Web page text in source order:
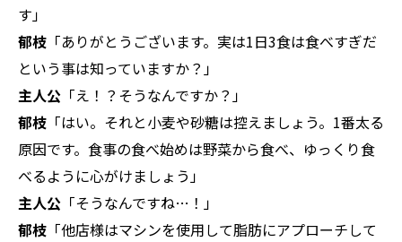
す」
郁枝 「ありがとうございます。実は1日3食は食べすぎだ
という事は知っていますか？」
主人公 「え！？そうなんですか？」
郁枝 「はい。それと小麦や砂糖は控えましょう。1番太る
原因です。食事の食べ始めは野菜から食べ、ゆっくり食
べるように心がけましょう」
主人公 「そうなんですね…！」
郁枝 「他店様はマシンを使用して脂肪にアプローチして